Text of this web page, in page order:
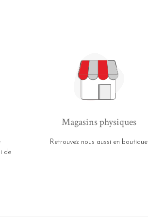
de
Magasins physiques
Retrouvez nous aussi en boutique